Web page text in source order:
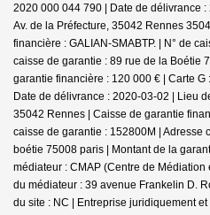
2020 000 044 790 | Date de délivrance
Av. de la Préfecture, 35042 Rennes
financière : GALIAN-SMABTP. | N° de
caisse de garantie : 89 rue de la Boétie
garantie financière : 120 000 € | Carte G
Date de délivrance : 2020-03-02 | Lieu
35042 Rennes | Caisse de garantie
caisse de garantie : 152800M | Adresse
boétie 75008 paris | Montant de la
médiateur : CMAP (Centre de Médiation
du médiateur : 39 avenue Frankelin D.
du site : NC | Entreprise juridiquement